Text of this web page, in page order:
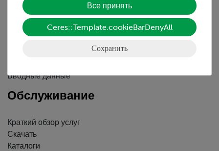
Информация
Условия сотрудничества
Вводные данные
Обслуживание
Краткий обзор услуг
Скачать
Каталоги
Все принять
Ceres::Template.cookieBarDenyAll
Сохранить